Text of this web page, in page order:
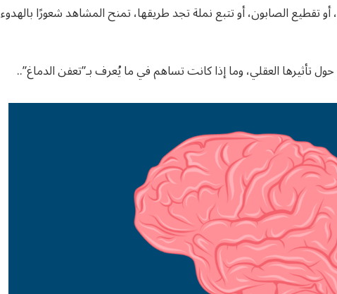
تقطيع الصابون، أو تتبع نملة تجد طريقها، تمنح المشاهد شعورًا بالهدوء
حول تأثيرها العقلي، وما إذا كانت تساهم في ما يُعرف بـ”تعفن الدماغ”..